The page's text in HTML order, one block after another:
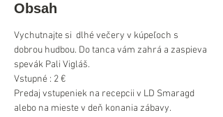
Obsah
Vychutnajte si  dlhé večery v kúpeľoch s
dobrou hudbou. Do tanca vám zahrá a zaspieva
spevák Pali Vigláš.
Vstupné : 2 €
Predaj vstupeniek na recepcii v LD Smaragd
alebo na mieste v deň konania zábavy.